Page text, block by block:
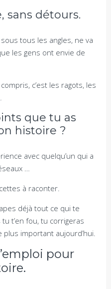
sans détours.
tous les angles, ne va
les gens ont envie de
c’est les ragots, les
que tu as
histoire ?
avec quelqu’un qui a
…
à raconter.
déjà tout ce qui te
t’en fou, tu corrigeras
plus important aujourd’hui.
pour